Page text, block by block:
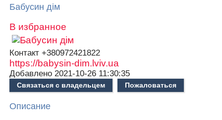
Бабусин дім
В избранное
Контакт +380972421822
https://babysin-dim.lviv.ua
Добавлено 2021-10-26 11:30:35
Связаться с владельцем Пожаловаться
Описание